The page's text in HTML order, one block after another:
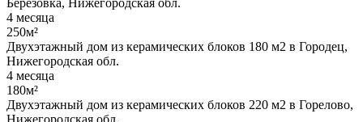
4 месяца
250м²
Двухэтажный дом из керамических блоков 180 м2 в Городец,
Нижегородская обл.
4 месяца
180м²
Двухэтажный дом из керамических блоков 220 м2 в Горелово,
Нижегородская обл.